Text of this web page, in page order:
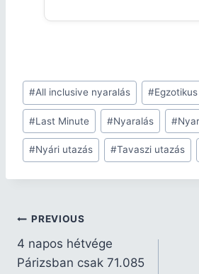
#All inclusive nyaralás #
#Last Minute #Nyaralás #
#Nyári utazás #Tavaszi utazás
PREVIOUS
4 napos hétvége
Párizsban csak 71.085